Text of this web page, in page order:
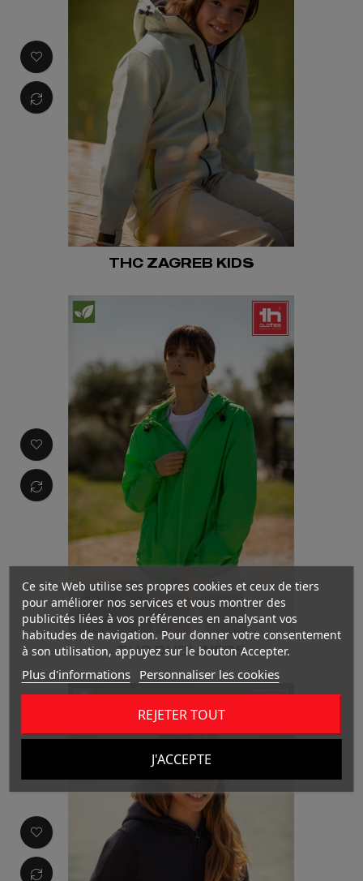
THC ZAGREB KIDS
THC DUBLINERS
Ce site Web utilise ses propres cookies et ceux de tiers
pour améliorer nos services et vous montrer des
publicités liées à vos préférences en analysant vos
habitudes de navigation. Pour donner votre consentement
à son utilisation, appuyez sur le bouton Accepter.
Plus d'informations Personnaliser les cookies
REJETER TOUT
J'ACCEPTE